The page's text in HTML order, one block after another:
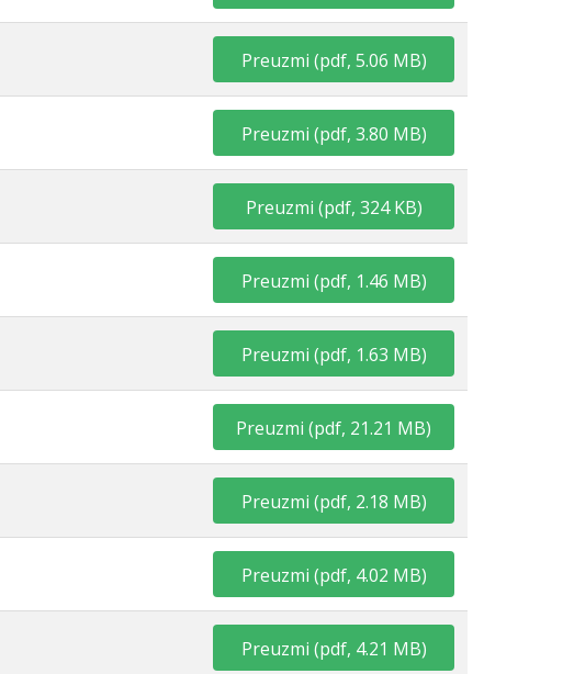
Preuzmi (pdf, 5.06 MB)
Preuzmi (pdf, 3.80 MB)
Preuzmi (pdf, 324 KB)
Preuzmi (pdf, 1.46 MB)
Preuzmi (pdf, 1.63 MB)
Preuzmi (pdf, 21.21 MB)
Preuzmi (pdf, 2.18 MB)
Preuzmi (pdf, 4.02 MB)
Preuzmi (pdf, 4.21 MB)